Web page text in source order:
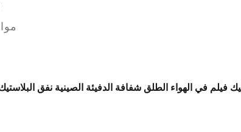
فيلم في الهواء الطلق شفافة الدفيئة الصينية نفق